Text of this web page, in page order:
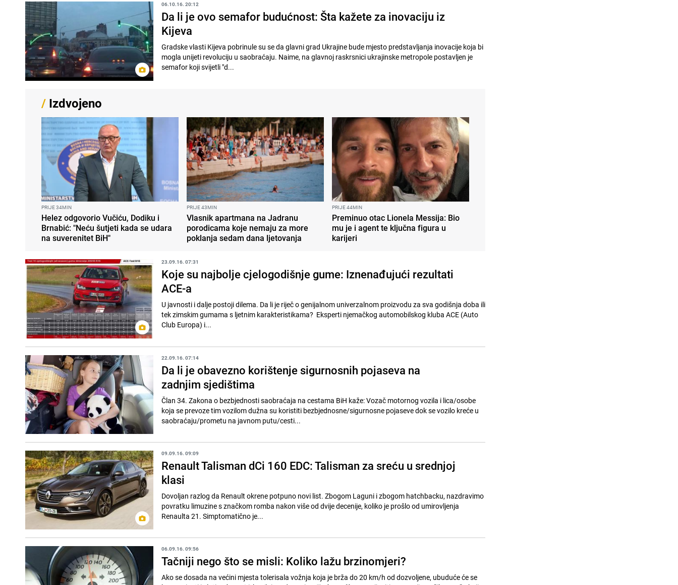
06.10.16. 20:12
Da li je ovo semafor budućnost: Šta kažete za inovaciju iz
Kijeva
Gradske vlasti Kijeva pobrinule su se da glavni grad Ukrajine bude mjesto predstavljanja inovacije koja bi
mogla unijeti revoluciju u saobraćaju. Naime, na glavnoj raskrsnici ukrajinske metropole postavljen je
semafor koji svijetli "d...
/ Izdvojeno
PRIJE 34MIN
Helez odgovorio Vučiću, Dodiku i
Brnabić: "Neću šutjeti kada se udara
na suverenitet BiH"
PRIJE 43MIN
Vlasnik apartmana na Jadranu
porodicama koje nemaju za more
poklanja sedam dana ljetovanja
PRIJE 44MIN
Preminuo otac Lionela Messija: Bio
mu je i agent te ključna figura u
karijeri
23.09.16. 07:31
Koje su najbolje cjelogodišnje gume: Iznenađujući rezultati
ACE-a
U javnosti i dalje postoji dilema. Da li je riječ o genijalnom univerzalnom proizvodu za sva godišnja doba ili
tek zimskim gumama s ljetnim karakteristikama? Eksperti njemačkog automobilskog kluba ACE (Auto
Club Europa) i...
22.09.16. 07:14
Da li je obavezno korištenje sigurnosnih pojaseva na
zadnjim sjedištima
Član 34. Zakona o bezbjednosti saobraćaja na cestama BiH kaže: Vozač motornog vozila i lica/osobe
koja se prevoze tim vozilom dužna su koristiti bezbjednosne/sigurnosne pojaseve dok se vozilo kreće u
saobraćaju/prometu na javnom putu/cesti...
09.09.16. 09:09
Renault Talisman dCi 160 EDC: Talisman za sreću u srednjoj
klasi
Dovoljan razlog da Renault okrene potpuno novi list. Zbogom Laguni i zbogom hatchbacku, nazdravimo
povratku limuzine s značkom romba nakon više od dvije decenije, koliko je prošlo od umirovljenja
Renaulta 21. Simptomatično je...
06.09.16. 09:56
Tačniji nego što se misli: Koliko lažu brzinomjeri?
Ako se dosada na većini mjesta tolerisala vožnja koja je brža do 20 km/h od dozvoljene, ubuduće će se